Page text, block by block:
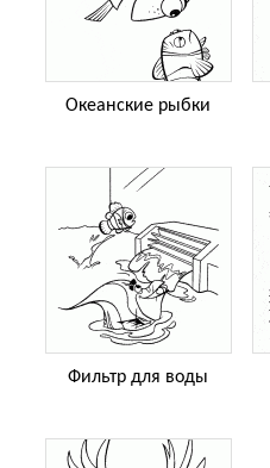
Океанские рыбки
Фильтр для воды